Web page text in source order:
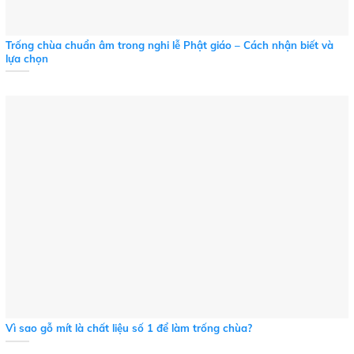
Trống chùa chuẩn âm trong nghi lễ Phật giáo – Cách nhận biết và
lựa chọn
Vì sao gỗ mít là chất liệu số 1 để làm trống chùa?